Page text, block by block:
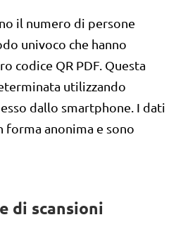
il numero di persone
univoco che hanno
codice QR PDF. Questa
utilizzando
dallo smartphone. I dati
forma anonima e sono
di scansioni